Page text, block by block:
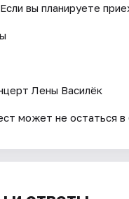
вы планируете
Лены Василёк
может не остаться